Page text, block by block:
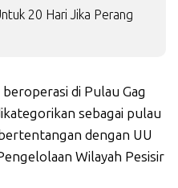
20 Hari Jika Perang
di Pulau Gag
sebagai pulau
dengan UU
Wilayah Pesisir